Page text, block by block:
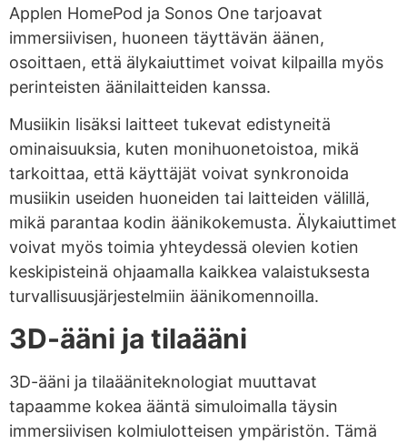
Applen HomePod ja Sonos One tarjoavat
immersiivisen, huoneen täyttävän äänen,
osoittaen, että älykaiuttimet voivat kilpailla myös
perinteisten äänilaitteiden kanssa.
Musiikin lisäksi laitteet tukevat edistyneitä
ominaisuuksia, kuten monihuonetoistoa, mikä
tarkoittaa, että käyttäjät voivat synkronoida
musiikin useiden huoneiden tai laitteiden välillä,
mikä parantaa kodin äänikokemusta. Älykaiuttimet
voivat myös toimia yhteydessä olevien kotien
keskipisteinä ohjaamalla kaikkea valaistuksesta
turvallisuusjärjestelmiin äänikomennoilla.
3D-ääni ja tilaääni
3D-ääni ja tilaääniteknologiat muuttavat
tapaamme kokea ääntä simuloimalla täysin
immersiivisen kolmiulotteisen ympäristön. Tämä